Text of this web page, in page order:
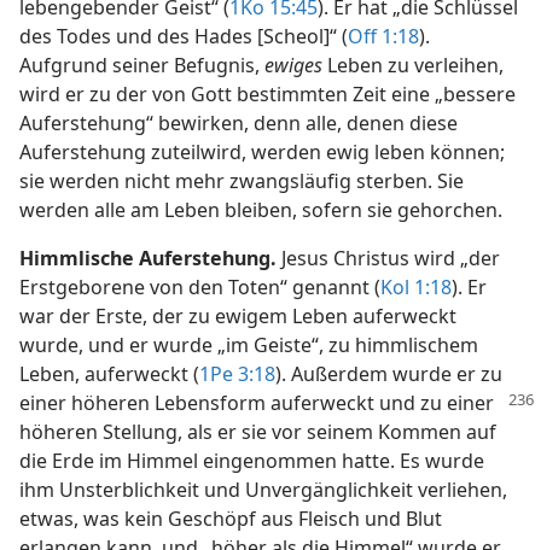
lebengebender Geist“ (1Ko 15:45). Er hat „die Schlüssel
des Todes und des Hades [Scheol]“ (Off 1:18).
Aufgrund seiner Befugnis, ewiges Leben zu verleihen,
wird er zu der von Gott bestimmten Zeit eine „bessere
Auferstehung“ bewirken, denn alle, denen diese
Auferstehung zuteilwird, werden ewig leben können;
sie werden nicht mehr zwangsläufig sterben. Sie
werden alle am Leben bleiben, sofern sie gehorchen.
Himmlische Auferstehung. Jesus Christus wird „der
Erstgeborene von den Toten“ genannt (Kol 1:18). Er
war der Erste, der zu ewigem Leben auferweckt
wurde, und er wurde „im Geiste“, zu himmlischem
Leben, auferweckt (1Pe 3:18). Außerdem wurde er zu
einer höheren Lebensform auferweckt und zu einer
höheren Stellung, als er sie vor seinem Kommen auf
die Erde im Himmel eingenommen hatte. Es wurde
ihm Unsterblichkeit und Unvergänglichkeit verliehen,
etwas, was kein Geschöpf aus Fleisch und Blut